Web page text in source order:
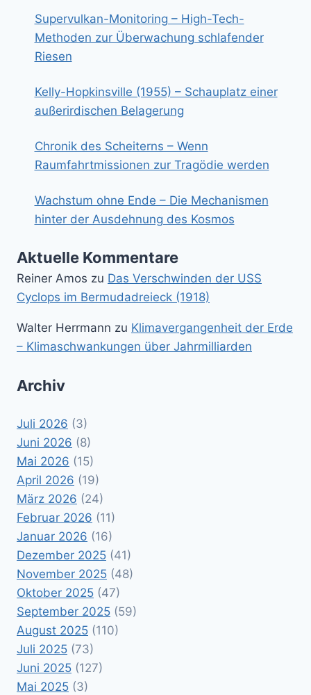
Supervulkan-Monitoring – High-Tech-
Methoden zur Überwachung schlafender
Riesen
Kelly-Hopkinsville (1955) – Schauplatz einer
außerirdischen Belagerung
Chronik des Scheiterns – Wenn
Raumfahrtmissionen zur Tragödie werden
Wachstum ohne Ende – Die Mechanismen
hinter der Ausdehnung des Kosmos
Aktuelle Kommentare
Reiner Amos zu Das Verschwinden der USS
Cyclops im Bermudadreieck (1918)
Walter Herrmann zu Klimavergangenheit der Erde
– Klimaschwankungen über Jahrmilliarden
Archiv
Juli 2026 (3)
Juni 2026 (8)
Mai 2026 (15)
April 2026 (19)
März 2026 (24)
Februar 2026 (11)
Januar 2026 (16)
Dezember 2025 (41)
November 2025 (48)
Oktober 2025 (47)
September 2025 (59)
August 2025 (110)
Juli 2025 (73)
Juni 2025 (127)
Mai 2025 (3)